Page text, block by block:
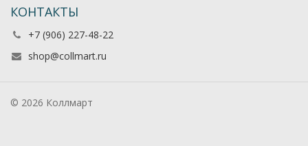
КОНТАКТЫ
+7 (906) 227-48-22
shop@collmart.ru
© 2026 Коллмарт